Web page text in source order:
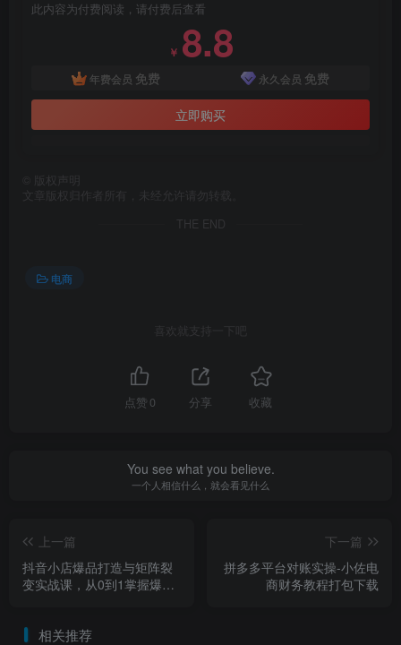
此内容为付费阅读，请付费后查看
￥ 8.8
年费会员 免费 永久会员 免费
立即购买
版权声明
文章版权归作者所有，未经允许请勿转载。
THE END
电商
喜欢就支持一下吧
点赞 0 分享 收藏
You see what you believe.
一个人相信什么，就会看见什么
上一篇
抖音小店爆品打造与矩阵裂
变实战课，从0到1掌握爆品
下一篇
拼多多平台对账实操-小佐电
商财务教程打包下载
相关推荐